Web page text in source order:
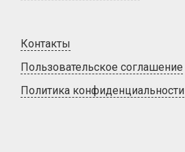
Контакты
Пользовательское соглашение
Политика конфиденциальности